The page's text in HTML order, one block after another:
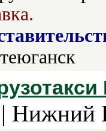
| Нижний